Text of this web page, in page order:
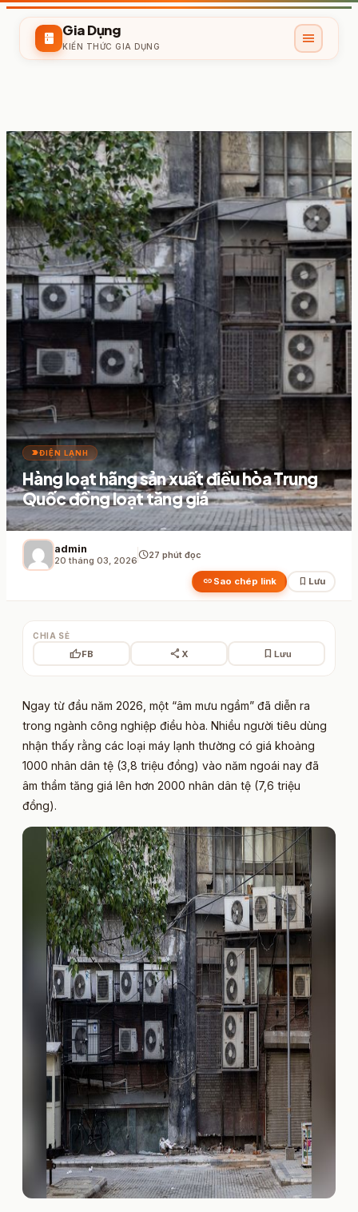
kitchen Gia Dụng
KIẾN THỨC GIA DỤNG menu
label_importantĐIỆN LẠNH
Hàng loạt hãng sản xuất điều hòa Trung
Quốc đồng loạt tăng giá
admin
20 tháng 03, 2026schedule27 phút đọc
link Sao chép link bookmark Lưu
CHIA SẺ
thumb_upFB share X bookmark Lưu
Ngay từ đầu năm 2026, một “âm mưu ngầm” đã diễn ra
trong ngành công nghiệp điều hòa. Nhiều người tiêu dùng
nhận thấy rằng các loại máy lạnh thường có giá khoảng
1000 nhân dân tệ (3,8 triệu đồng) vào năm ngoái nay đã
âm thầm tăng giá lên hơn 2000 nhân dân tệ (7,6 triệu
đồng).